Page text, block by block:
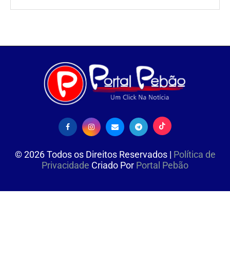
©2026Todos os Direitos Reservados | Política de
Privacidade Criado Por Portal Pebão